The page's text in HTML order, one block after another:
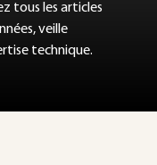
tous les articles
veille
technique.